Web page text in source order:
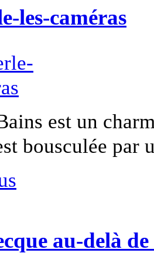
les-caméras
est un
bousculée par
au-delà